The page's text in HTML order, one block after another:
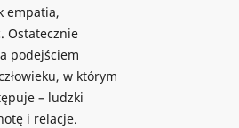
empatia,
Ostatecznie
podejściem
w którym
– ludzki
i relacje.